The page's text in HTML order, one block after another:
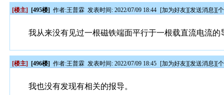
[楼主] [495楼] 作者:王普霖 发表时间: 2022/07/09 18:44 [加为好友][发送消息][
我从来没有见过一根磁铁端面平行于一根载直流电流的
[楼主] [496楼] 作者:王普霖 发表时间: 2022/07/09 18:45 [加为好友][发送消息][
我也没有发现有相关的报导。